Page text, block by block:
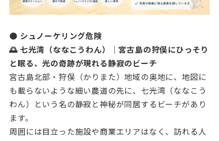
🟠 シュノーケリング危険
🌅 七光湾（ななこうわん）｜宮古島の狩俣にひっそり
と眠る、光の奇跡が現れる静寂のビーチ
宮古島北部・狩俣（かりまた）地域の奥地に、地図に
も載らないような細い農道の先に、七光湾（ななこう
わん）という名の静寂と神秘が同居するビーチがあり
ます。
周囲には目立った施設や商業エリアはなく、訪れる人